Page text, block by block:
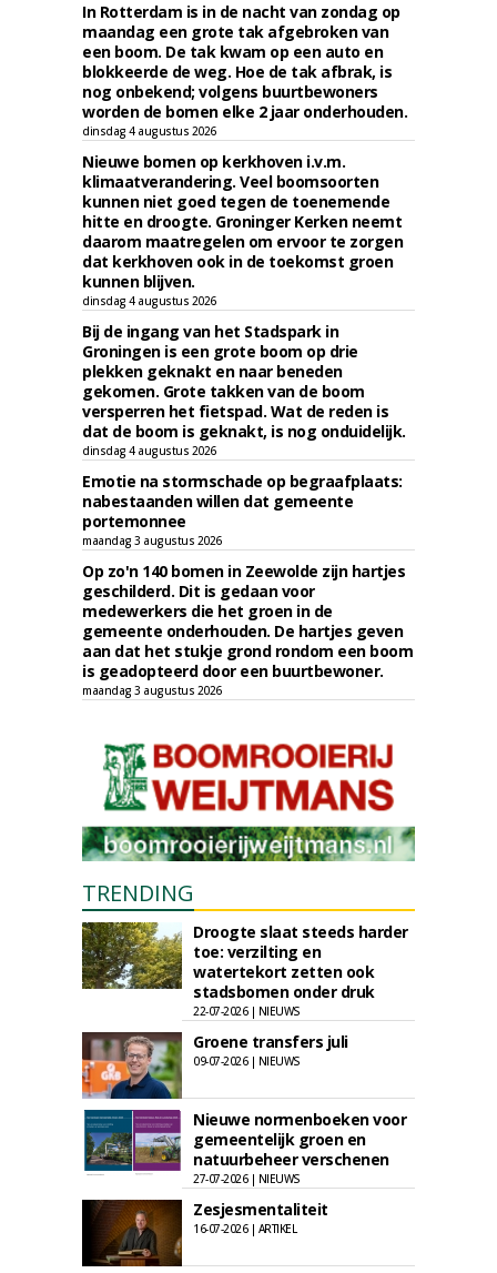
In Rotterdam is in de nacht van zondag op
maandag een grote tak afgebroken van
een boom. De tak kwam op een auto en
blokkeerde de weg. Hoe de tak afbrak, is
nog onbekend; volgens buurtbewoners
worden de bomen elke 2 jaar onderhouden.
dinsdag 4 augustus 2026
Nieuwe bomen op kerkhoven i.v.m.
klimaatverandering. Veel boomsoorten
kunnen niet goed tegen de toenemende
hitte en droogte. Groninger Kerken neemt
daarom maatregelen om ervoor te zorgen
dat kerkhoven ook in de toekomst groen
kunnen blijven.
dinsdag 4 augustus 2026
Bij de ingang van het Stadspark in
Groningen is een grote boom op drie
plekken geknakt en naar beneden
gekomen. Grote takken van de boom
versperren het fietspad. Wat de reden is
dat de boom is geknakt, is nog onduidelijk.
dinsdag 4 augustus 2026
Emotie na stormschade op begraafplaats:
nabestaanden willen dat gemeente
portemonnee
maandag 3 augustus 2026
Op zo'n 140 bomen in Zeewolde zijn hartjes
geschilderd. Dit is gedaan voor
medewerkers die het groen in de
gemeente onderhouden. De hartjes geven
aan dat het stukje grond rondom een boom
is geadopteerd door een buurtbewoner.
maandag 3 augustus 2026
TRENDING
Droogte slaat steeds harder
toe: verzilting en
watertekort zetten ook
stadsbomen onder druk
22-07-2026 | NIEUWS
Groene transfers juli
09-07-2026 | NIEUWS
Nieuwe normenboeken voor
gemeentelijk groen en
natuurbeheer verschenen
27-07-2026 | NIEUWS
Zesjesmentaliteit
16-07-2026 | ARTIKEL